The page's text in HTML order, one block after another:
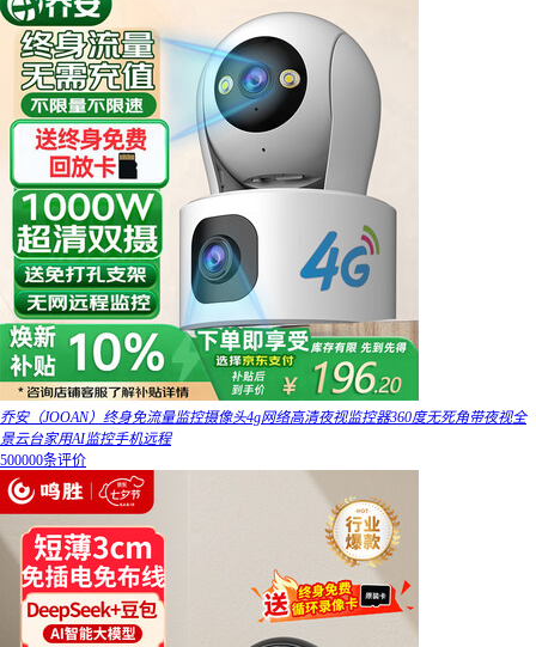
乔安（JOOAN）终身免流量监控摄像头4g网络高清夜视监控器360度无死角带夜视全
景云台家用AI监控手机远程
500000条评价